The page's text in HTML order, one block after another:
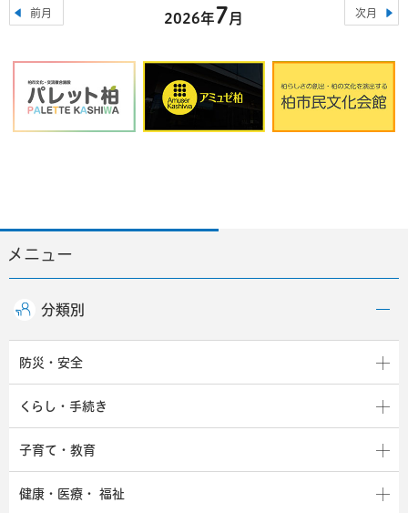
前月 2026年7月 次月
メニュー
分類別
防災・安全
くらし・手続き
子育て・教育
健康・医療・ 福祉